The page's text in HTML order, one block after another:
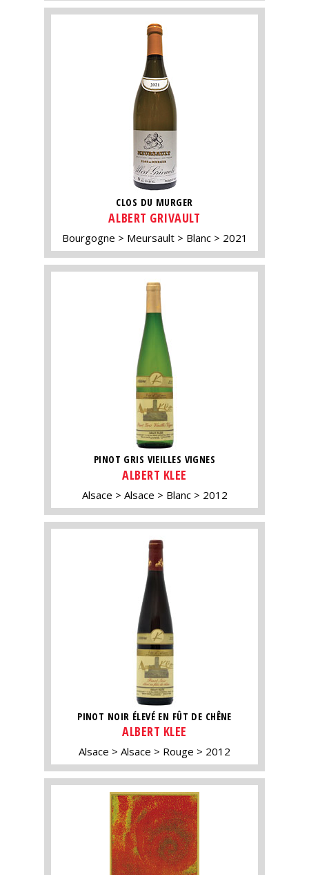
CLOS DU MURGER
ALBERT GRIVAULT
Bourgogne Meursault Blanc 2021
PINOT GRIS VIEILLES VIGNES
ALBERT KLEE
Alsace Alsace Blanc 2012
PINOT NOIR ÉLEVÉ EN FÛT DE CHÊNE
ALBERT KLEE
Alsace Alsace Rouge 2012